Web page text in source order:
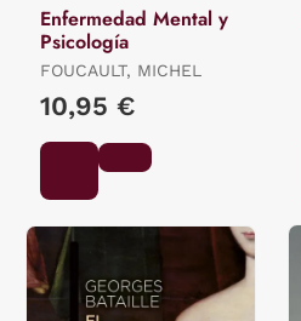
Enfermedad Mental y
Psicología
FOUCAULT, MICHEL
10,95 €